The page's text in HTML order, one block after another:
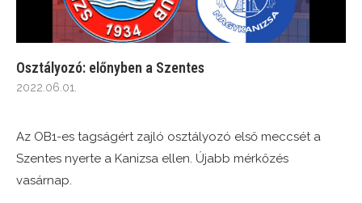
Osztályozó: előnyben a Szentes
2022.06.01.
Az OB1-es tagságért zajló osztályozó első meccsét a
Szentes nyerte a Kanizsa ellen. Újabb mérkőzés
vasárnap.